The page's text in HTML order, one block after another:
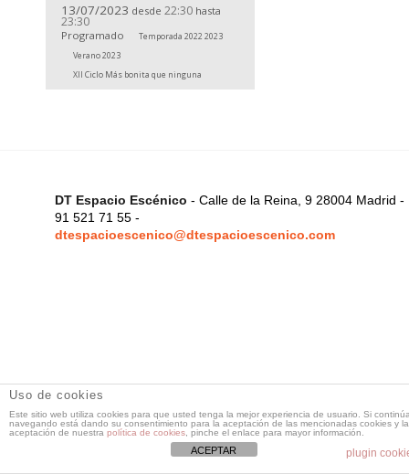
13/07/2023 desde 22:30 hasta
23:30
Programado
Temporada 2022 2023
Verano 2023
XII Ciclo Más bonita que ninguna
DT Espacio Escénico - Calle de la Reina, 9 28004 Madrid -
91 521 71 55 -
dtespacioescenico@dtespacioescenico.com
Uso de cookies
Este sitio web utiliza cookies para que usted tenga la mejor experiencia de usuario. Si
navegando está dando su consentimiento para la aceptación de las mencionadas cookies y la
aceptación de nuestra política de cookies , pinche el enlace para mayor información.
plugin
ACEPTAR